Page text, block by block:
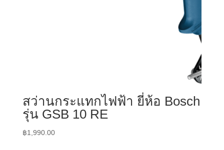
สว่านกระแทกไฟฟ้า ยี่ห้อ Bosch
รุ่น GSB 10 RE
฿1,990.00